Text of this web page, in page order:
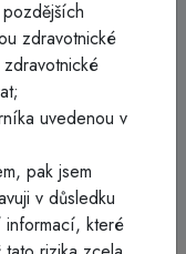
a protiskluzové
zdravotnické
uvedenou v
pak jsem
v důsledku
informací, které